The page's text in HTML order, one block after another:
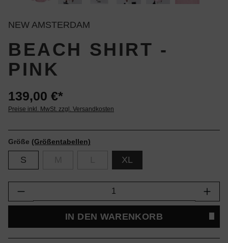
NEW AMSTERDAM
BEACH SHIRT -
PINK
139,00 €*
Preise inkl. MwSt. zzgl. Versandkosten
Größe (Größentabellen)
S XL
Produkt Anzahl: Gib den gewünschten
IN DEN WARENKORB